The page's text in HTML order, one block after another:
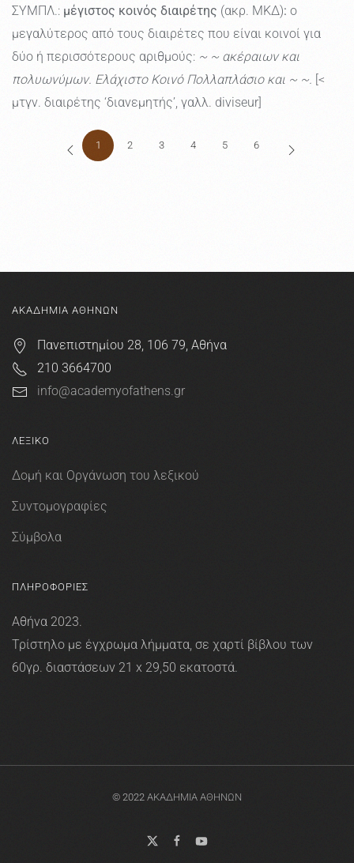
ΣΥΜΠΛ.: μέγιστος κοινός διαιρέτης (ακρ. ΜΚΔ): ο
μεγαλύτερος από τους διαιρέτες που είναι κοινοί για
δύο ή περισσότερους αριθμούς: ~ ~ ακέραιων και
πολυωνύμων. Ελάχιστο Κοινό Πολλαπλάσιο και ~ ~. [<
μτγν. διαιρέτης ‘διανεμητής’, γαλλ. diviseur]
1 2 3 4 5 6
ΑΚΑΔΗΜΙΑ ΑΘΗΝΩΝ
Πανεπιστημίου 28, 106 79, Αθήνα
210 3664700
info@academyofathens.gr
ΛΕΞΙΚΟ
Δομή και Οργάνωση του λεξικού
Συντομογραφίες
Σύμβολα
ΠΛΗΡΟΦΟΡΙΕΣ
Αθήνα 2023.
Τρίστηλο με έγχρωμα λήμματα, σε χαρτί βίβλου των
60γρ. διαστάσεων 21 x 29,50 εκατοστά.
© 2022 ΑΚΑΔΗΜΙΑ ΑΘΗΝΩΝ